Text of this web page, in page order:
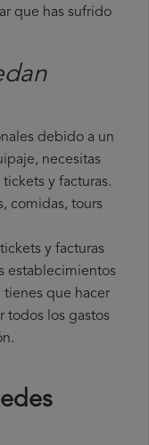
que has sufrido
debido a un
necesitas
y facturas.
comidas, tours
y facturas
establecimientos
tienes que hacer
todos los gastos